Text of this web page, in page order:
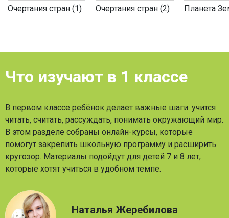
Очертания стран (1) Очертания стран (2) Планета
Что изучают в 1 классе
В первом классе ребёнок делает важные шаги: учится
читать, считать, рассуждать, понимать окружающий мир.
В этом разделе собраны онлайн-курсы, которые
помогут закрепить школьную программу и расширить
кругозор. Материалы подойдут для детей 7 и 8 лет,
которые хотят учиться в удобном темпе.
Наталья Жеребилова